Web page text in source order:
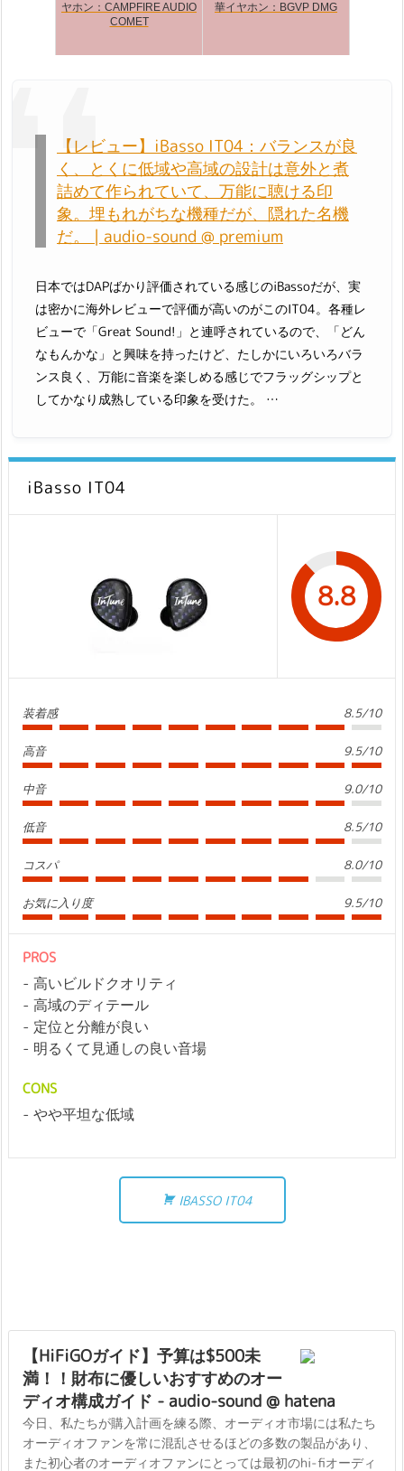
ヤホン：CAMPFIRE AUDIO
COMET
華イヤホン：BGVP DMG
【レビュー】iBasso IT04：バランスが良
く、とくに低域や高域の設計は意外と煮
詰めて作られていて、万能に聴ける印
象。埋もれがちな機種だが、隠れた名機
だ。 | audio-sound @ premium
日本ではDAPばかり評価されている感じのiBassoだが、実
は密かに海外レビューで評価が高いのがこのIT04。各種レ
ビューで「Great Sound!」と連呼されているので、「どん
なもんかな」と興味を持ったけど、たしかにいろいろバラ
ンス良く、万能に音楽を楽しめる感じでフラッグシップと
してかなり成熟している印象を受けた。 …
iBasso IT04
8.8
装着感 8.5/10
高音 9.5/10
中音 9.0/10
低音 8.5/10
コスパ 8.0/10
お気に入り度 9.5/10
PROS
高いビルドクオリティ
高域のディテール
定位と分離が良い
明るくて見通しの良い音場
CONS
やや平坦な低域
IBASSO IT04
【HiFiGOガイド】予算は$500未
満！！財布に優しいおすすめのオー
ディオ構成ガイド - audio-sound @ hatena
今日、私たちが購入計画を練る際、オーディオ市場には私たち
オーディオファンを常に混乱させるほどの多数の製品があり、
また初心者のオーディオファンにとっては最初のhi-fiオーディ